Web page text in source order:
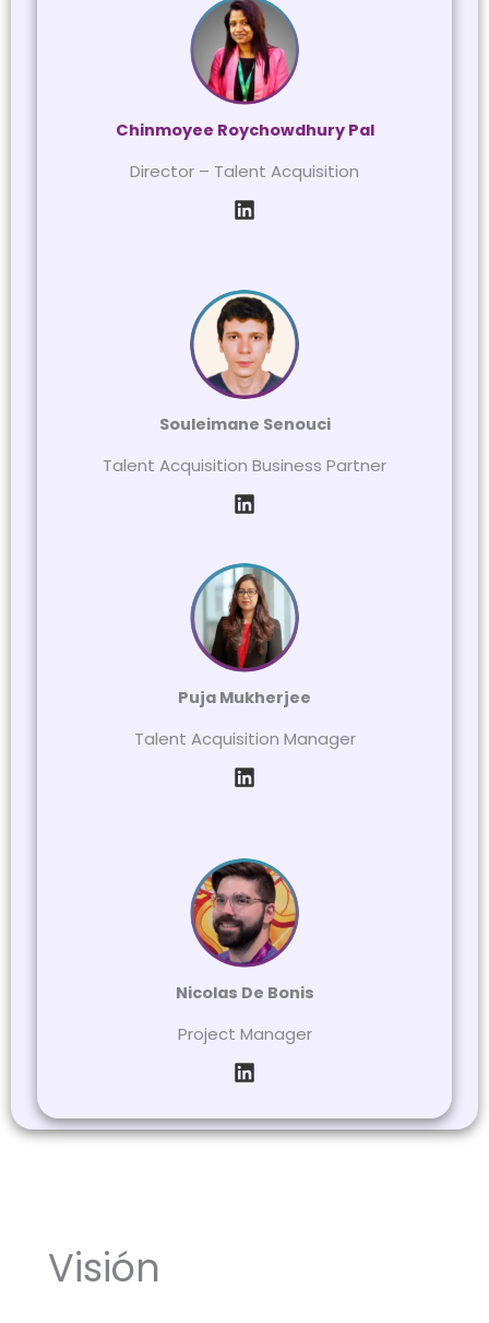
Chinmoyee Roychowdhury Pal
Director – Talent Acquisition
Souleimane Senouci
Talent Acquisition Business Partner
Puja Mukherjee
Talent Acquisition Manager
Nicolas De Bonis
Project Manager
Visión